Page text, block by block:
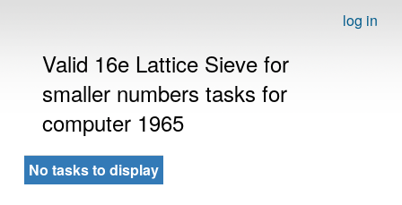
log in
Valid 16e Lattice Sieve for
smaller numbers tasks for
computer 1965
No tasks to display